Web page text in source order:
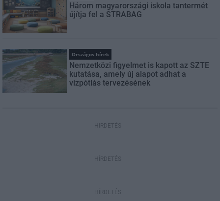
Három magyarországi iskola tantermét
újítja fel a STRABAG
Országos hírek
Nemzetközi figyelmet is kapott az SZTE
kutatása, amely új alapot adhat a
vízpótlás tervezésének
HIRDETÉS
HÍRDETÉS
HÍRDETÉS